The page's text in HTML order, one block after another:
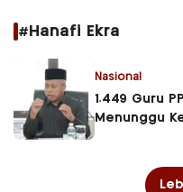
#Hanafi Ekra
Nasional
1.449 Guru
Menunggu